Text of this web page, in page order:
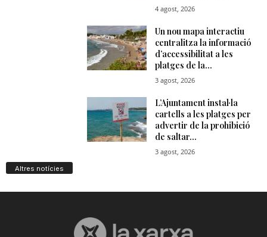
Altres notícies